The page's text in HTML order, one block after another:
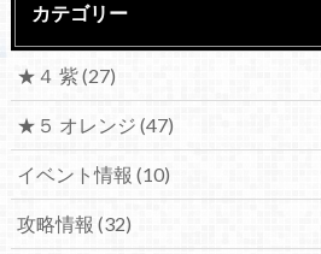
カテゴリー
★４ 紫(27)
★５ オレンジ (47)
イベント情報 (10)
攻略情報 (32)